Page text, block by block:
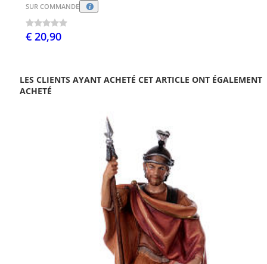
SUR COMMANDE
€ 20,90
LES CLIENTS AYANT ACHETÉ CET ARTICLE ONT ÉGALEMENT
ACHETÉ